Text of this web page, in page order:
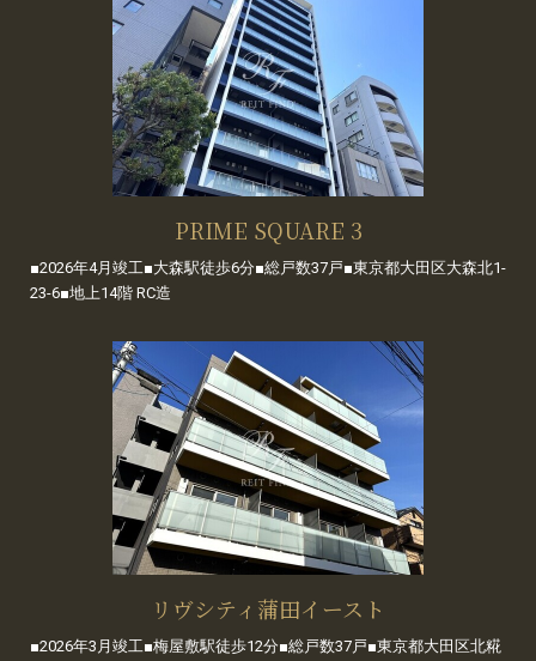
PRIME SQUARE 3
■2026年4月竣工■大森駅徒歩6分■総戸数37戸■東京都大田区大森北1-
23-6■地上14階 RC造
リヴシティ蒲田イースト
■2026年3月竣工■梅屋敷駅徒歩12分■総戸数37戸■東京都大田区北糀